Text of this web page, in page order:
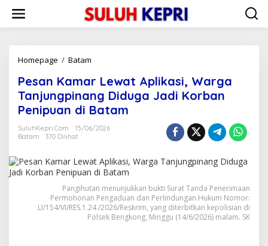
w
Homepage / Batam
s
a
n
K
a
L
e
w
a
t
A
Pesan Kamar Lewat Aplikasi, Warga
Tanjungpinang Diduga Jadi Korban
Penipuan di Batam
SuluhKepri.com
15/06/2026
Batam
370 Dilihat
Pangihutan menunjukkan bukti Surat Tanda Penerimaan
Permohonan Pengaduan dan Perlindungan Hukum Nomor:
LI/154/VI/RES.1.24./2026/Reskrim, yang diterbitkan kepolisian di
Polsek Bengkong, Minggu (14/6/2026) malam. SK